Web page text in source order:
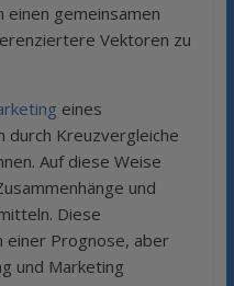
einen gemeinsamen
Vektoren zu
eines
durch Kreuzvergleiche
Auf diese Weise
und
Diese
einer Prognose, aber
und Marketing